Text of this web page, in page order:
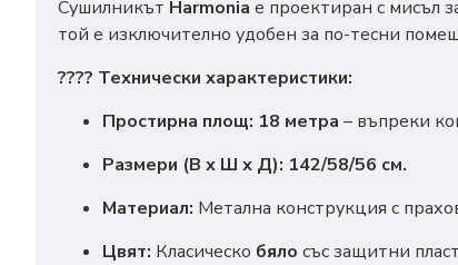
Сушилникът Harmonia е проектиран с мисъл
той е изключително удобен за по-тесни
???? Технически характеристики:
Простирна площ: 18 метра – въпреки
Размери (В х Ш х Д): 142/58/56 см.
Материал: Метална конструкция с
Цвят: Класическо бяло със защитни